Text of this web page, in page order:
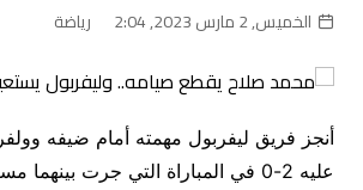
الخميس, 2 مارس 2023, 2:04 رياضة
أنجز فريق ليفربول مهمته أمام ضيفه
عليه 2-0 في المباراة التي جرت بينهما